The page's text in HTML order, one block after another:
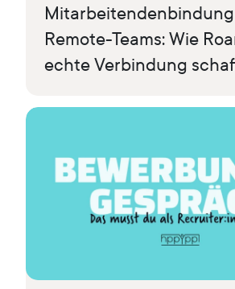
Remote-Teams: Wie
echte Verbindung